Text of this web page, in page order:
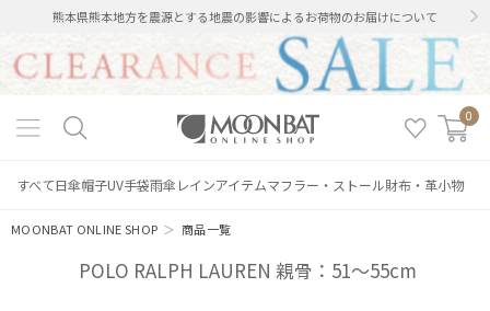
熊本県熊本地方を震源とする地震の影響によるお荷物のお届けについて
0
すべて日傘帽子UV手袋雨傘 レインアイテムマフラー・ストール財布・革小物
MOONBAT ONLINE SHOP ＞商品一覧
POLO RALPH LAUREN 親骨：51～55cm